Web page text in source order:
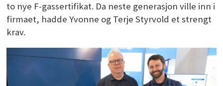
to nye F-gassertifikat. Da neste generasjon ville inn i
firmaet, hadde Yvonne og Terje Styrvold et strengt
krav.